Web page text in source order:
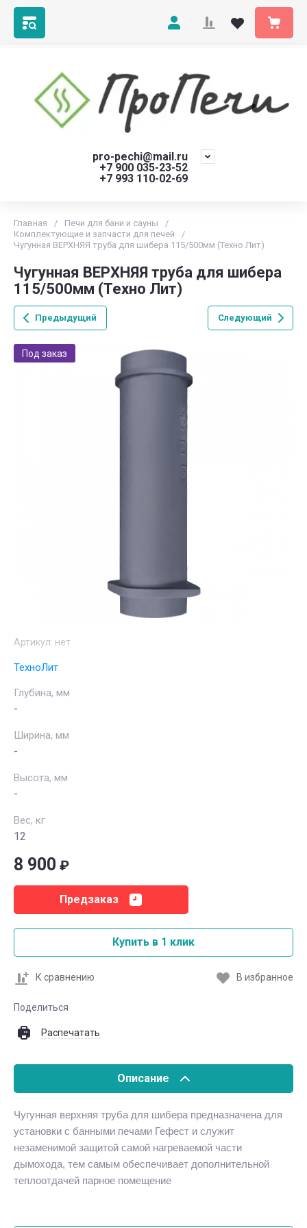
pro-pechi@mail.ru
+7 900 035-23-52
+7 993 110-02-69
Главная / Печи для бани и сауны
/
Комплектующие и запчасти для печей
/
Чугунная ВЕРХНЯЯ труба для шибера 115/500мм (Техно Лит)
Чугунная ВЕРХНЯЯ труба для шибера
115/500мм (Техно Лит)
Предыдущий Следующий
Под заказ
Артикул: нет
ТехноЛит
Глубина, мм
-
Ширина, мм
-
Высота, мм
-
Вес, кг
12
8 900 ₽
Предзаказ
Купить в 1 клик
К сравнению В избранное
Поделиться
Распечатать
Описание
Чугунная верхняя труба для шибера предназначена для
установки с банными печами Гефест и служит
незаменимой защитой самой нагреваемой части
дымохода, тем самым обеспечивает дополнительной
теплоотдачей парное помещение